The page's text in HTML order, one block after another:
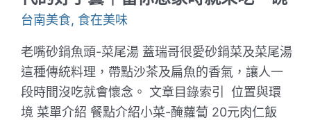
肉
叉
燒
回
味
無
窮
台南美食, 食在美味
老嘴砂鍋魚頭-菜尾湯 蓋瑞哥很愛砂鍋菜及菜尾湯
這種傳統料理，帶點沙茶及扁魚的香氣，讓人一
段時間沒吃就會懷念。 文章目錄索引 位置與環
境 菜單介紹 餐點介紹小菜-醃蘿蔔 20元肉仁飯